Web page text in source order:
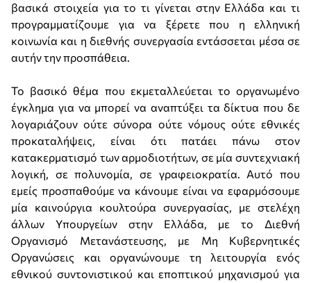
βασικά στοιχεία για το τι γίνεται στην Ελλάδα και τι
προγραμματίζουμε για να ξέρετε που η ελληνική
κοινωνία και η διεθνής συνεργασία εντάσσεται μέσα σε
αυτήν την προσπάθεια.
Το βασικό θέμα που εκμεταλλεύεται το οργανωμένο
έγκλημα για να μπορεί να αναπτύξει τα δίκτυα που δε
λογαριάζουν ούτε σύνορα ούτε νόμους ούτε εθνικές
προκαταλήψεις, είναι ότι πατάει πάνω στον
κατακερματισμό των αρμοδιοτήτων, σε μία συντεχνιακή
λογική, σε πολυνομία, σε γραφειοκρατία. Αυτό που
εμείς προσπαθούμε να κάνουμε είναι να εφαρμόσουμε
μία καινούργια κουλτούρα συνεργασίας, με στελέχη
άλλων Υπουργείων στην Ελλάδα, με το Διεθνή
Οργανισμό Μετανάστευσης, με Μη Κυβερνητικές
Οργανώσεις και οργανώνουμε τη λειτουργία ενός
εθνικού συντονιστικού και εποπτικού μηχανισμού για